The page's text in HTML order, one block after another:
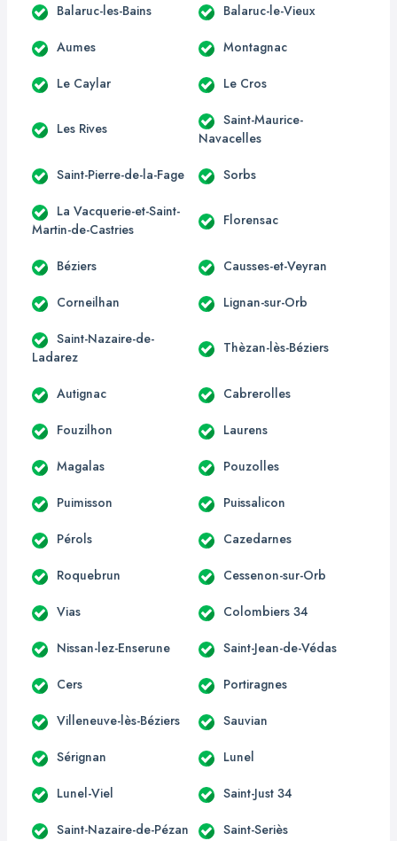
Balaruc-les-Bains Balaruc-le-Vieux
Aumes Montagnac
Le Caylar Le Cros
Les Rives
Saint-Maurice-
Navacelles
Saint-Pierre-de-la-Fage Sorbs
La Vacquerie-et-Saint-
Martin-de-Castries
Florensac
Béziers Causses-et-Veyran
Corneilhan Lignan-sur-Orb
Saint-Nazaire-de-
Ladarez
Thèzan-lès-Béziers
Autignac Cabrerolles
Fouzilhon Laurens
Magalas Pouzolles
Puimisson Puissalicon
Pérols Cazedarnes
Roquebrun Cessenon-sur-Orb
Vias Colombiers 34
Nissan-lez-Enserune Saint-Jean-de-Védas
Cers Portiragnes
Villeneuve-lès-Béziers Sauvian
Sérignan Lunel
Lunel-Viel Saint-Just 34
Saint-Nazaire-de-Pézan Saint-Seriès